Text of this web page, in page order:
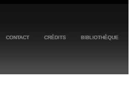
CONTACT CRÉDITS BIBLIOTHÈQUE